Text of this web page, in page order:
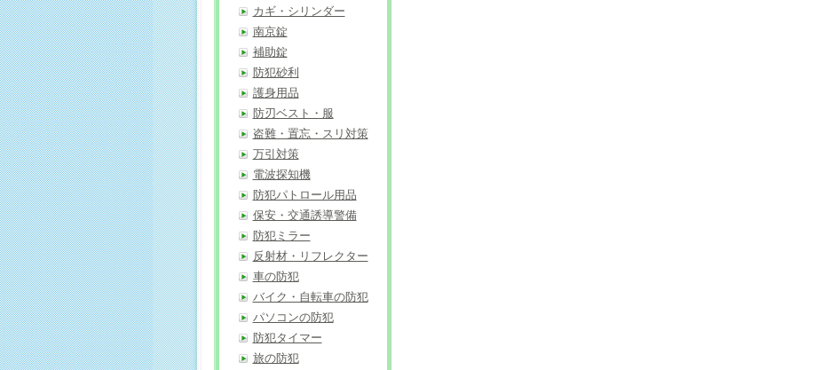
カギ・シリンダー
南京錠
補助錠
防犯砂利
護身用品
防刃ベスト・服
盗難・置忘・スリ対策
万引対策
電波探知機
防犯パトロール用品
保安・交通誘導警備
防犯ミラー
反射材・リフレクター
車の防犯
バイク・自転車の防犯
パソコンの防犯
防犯タイマー
旅の防犯